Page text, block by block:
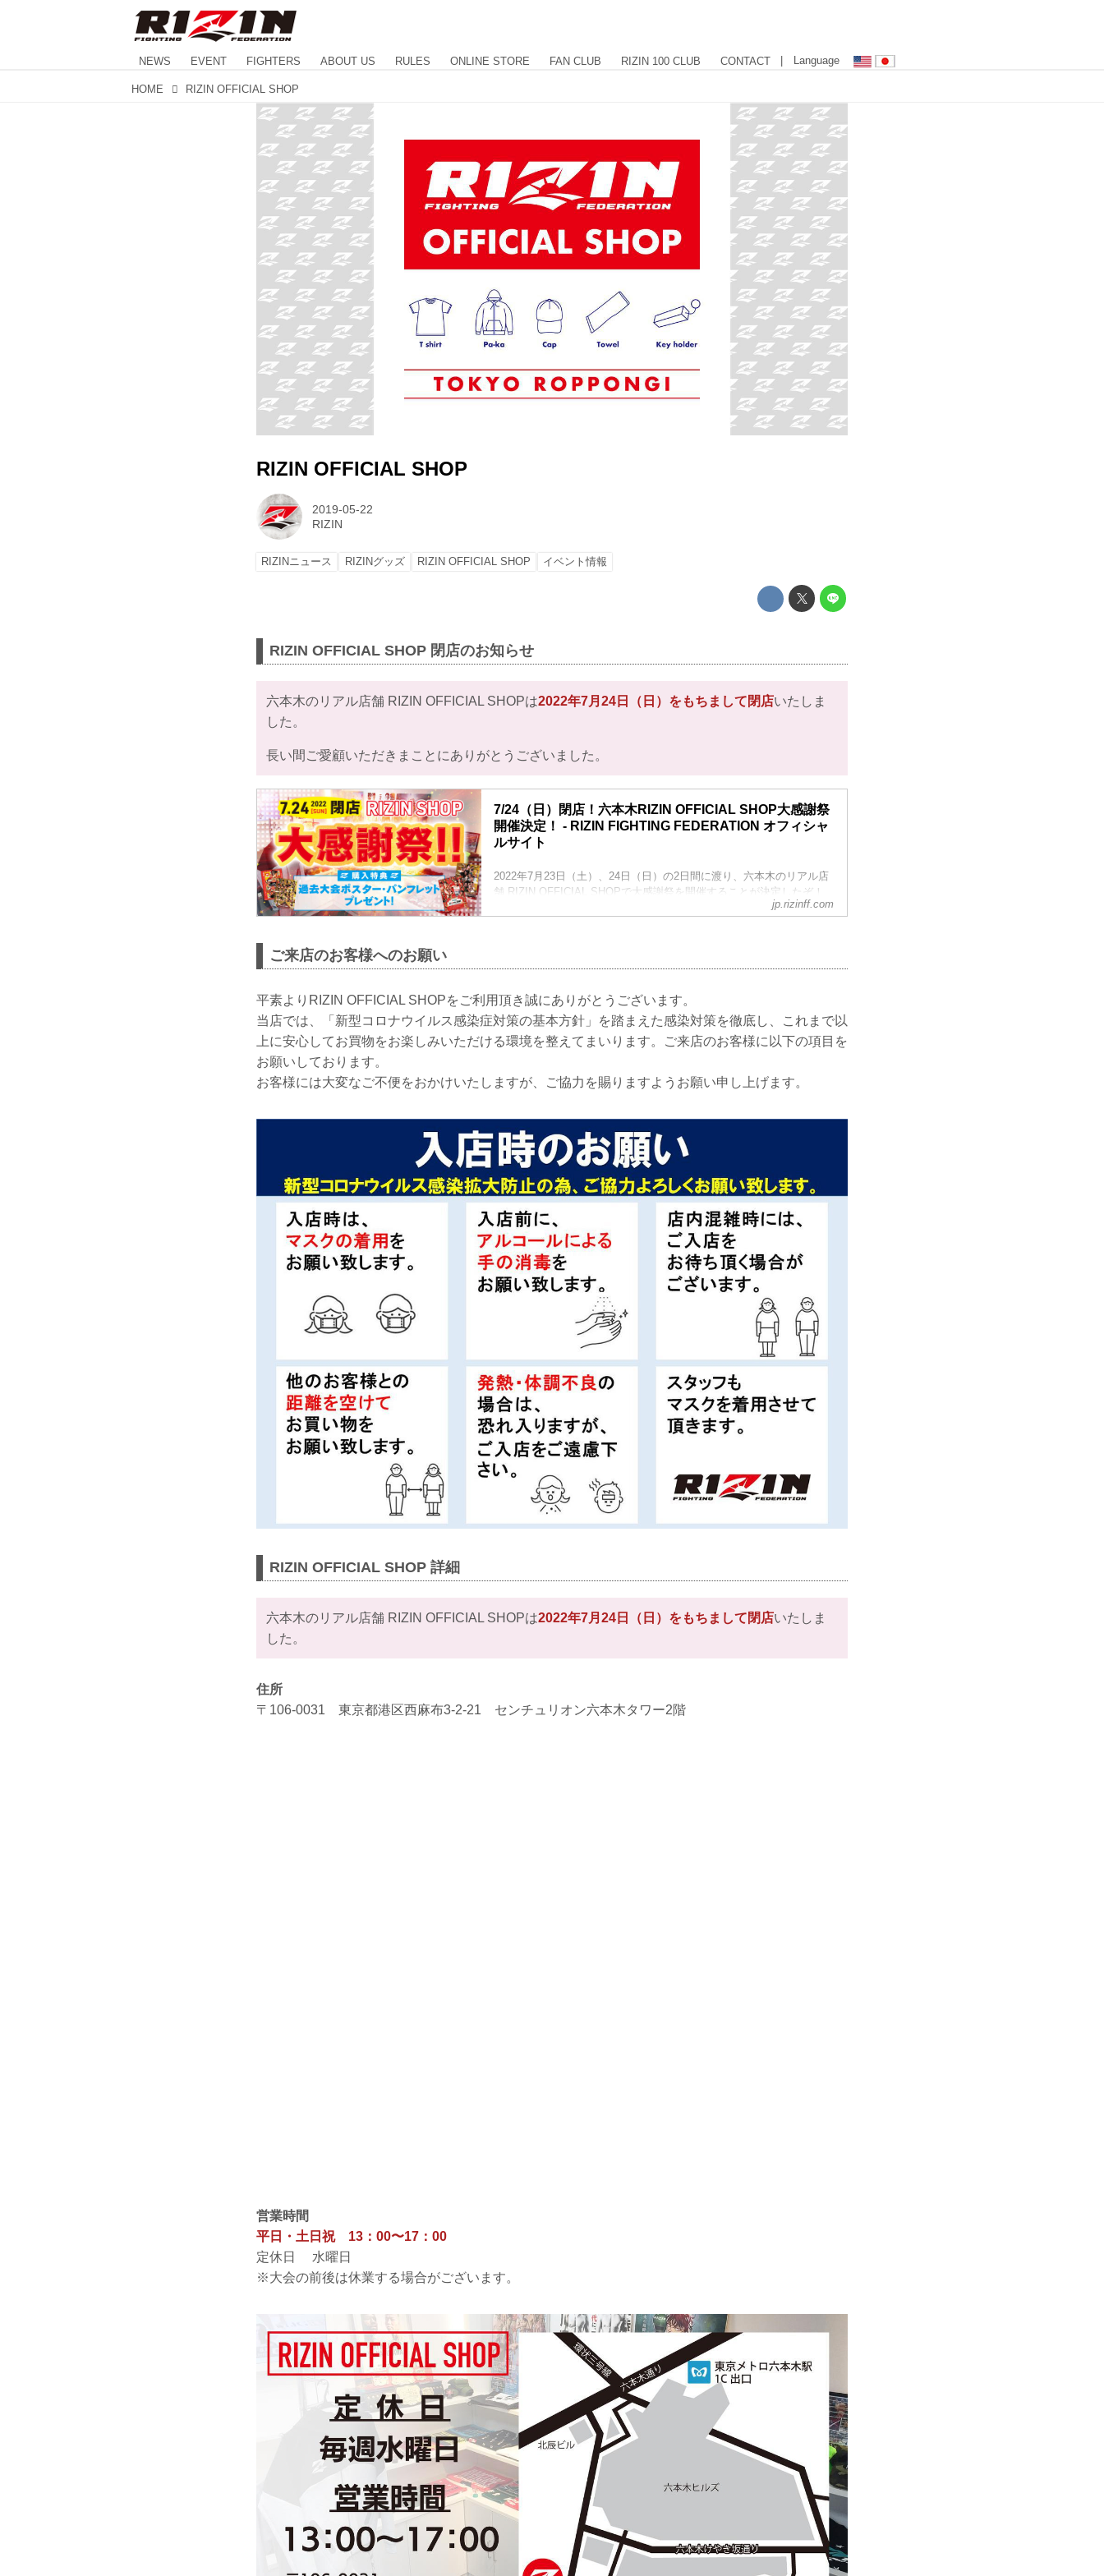
NEWS EVENT FIGHTERS ABOUT US RULES ONLINE STORE FAN CLUB RIZIN 100 CLUB CONTACT | Language
HOME RIZIN OFFICIAL SHOP
RIZIN OFFICIAL SHOP
2019-05-22
RIZIN
RIZINニュース RIZINグッズ RIZIN OFFICIAL SHOP イベント情報
RIZIN OFFICIAL SHOP 閉店のお知らせ
六本木のリアル店舗 RIZIN OFFICIAL SHOPは2022年7月24日（日）をもちまして閉店いたしま
した。
長い間ご愛顧いただきまことにありがとうございました。
7/24（日）閉店！六本木RIZIN OFFICIAL SHOP大感謝祭
開催決定！ - RIZIN FIGHTING FEDERATION オフィシャ
ルサイト
2022年7月23日（土）、24日（日）の2日間に渡り、六本木のリアル店
舗 RIZIN OFFICIAL SHOPで大感謝祭を開催することが決定したぞ！
この大感謝祭期間中にRIZIN OFFICIAL SHOPでお買い物をしていただ
RIZIN SHOP大感謝祭 概要
2022年7月23...
jp.rizinff.com
ご来店のお客様へのお願い
平素よりRIZIN OFFICIAL SHOPをご利用頂き誠にありがとうございます。
当店では、「新型コロナウイルス感染症対策の基本方針」を踏まえた感染対策を徹底し、これまで以
上に安心してお買物をお楽しみいただける環境を整えてまいります。ご来店のお客様に以下の項目を
お願いしております。
お客様には大変なご不便をおかけいたしますが、ご協力を賜りますようお願い申し上げます。
RIZIN OFFICIAL SHOP 詳細
六本木のリアル店舗 RIZIN OFFICIAL SHOPは2022年7月24日（日）をもちまして閉店いたしま
した。
住所
〒106-0031 東京都港区西麻布3-2-21 センチュリオン六本木タワー2階
営業時間
平日・土日祝 13：00〜17：00
定休日 水曜日
※大会の前後は休業する場合がございます。